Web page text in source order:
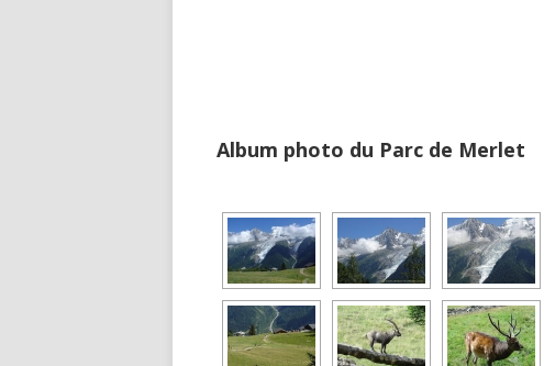
Album photo du Parc de Merlet